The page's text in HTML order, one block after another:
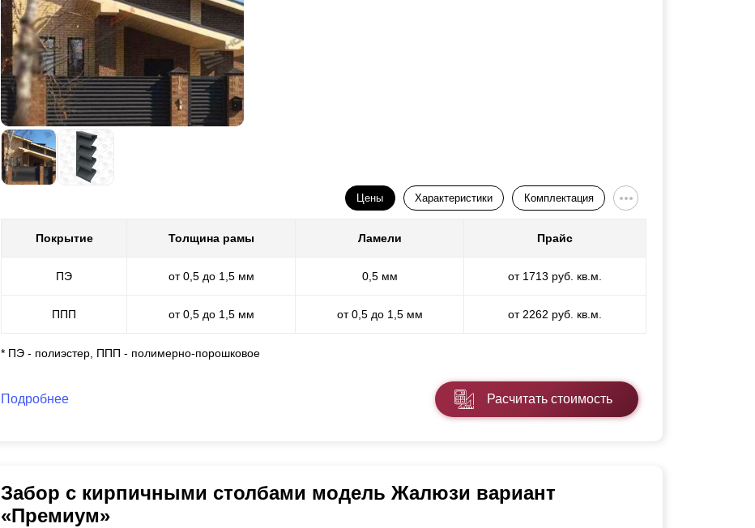
Цены Характеристики Комплектация
Покрытие Толщина рамы Ламели Прайс
ПЭ от 0,5 до 1,5 мм 0,5 мм от 1713 руб. кв.м.
ППП от 0,5 до 1,5 мм от 0,5 до 1,5 мм от 2262 руб. кв.м.
* ПЭ - полиэстер, ППП - полимерно-порошковое
Подробнее Расчитать стоимость
Забор с кирпичными столбами модель Жалюзи вариант
«Премиум»